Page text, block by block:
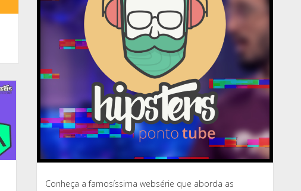
Conheça a famosíssima websérie que aborda as